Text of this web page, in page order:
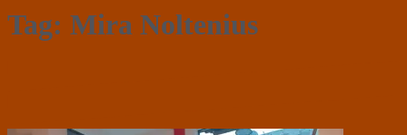
Tag: Mira Noltenius